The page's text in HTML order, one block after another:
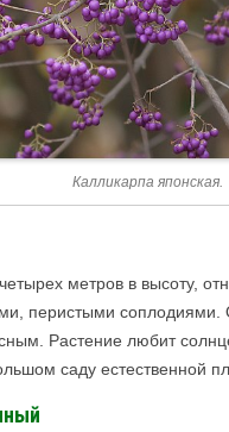
Калликарпа японская.
метров в высоту,
перистыми соплодиями.
Растение любит
саду естественной